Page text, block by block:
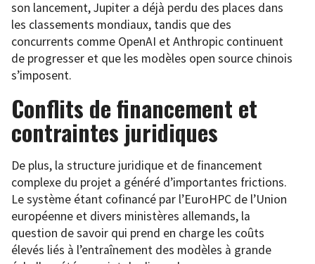
son lancement, Jupiter a déjà perdu des places dans
les classements mondiaux, tandis que des
concurrents comme OpenAI et Anthropic continuent
de progresser et que les modèles open source chinois
s’imposent.
Conflits de financement et
contraintes juridiques
De plus, la structure juridique et de financement
complexe du projet a généré d’importantes frictions.
Le système étant cofinancé par l’EuroHPC de l’Union
européenne et divers ministères allemands, la
question de savoir qui prend en charge les coûts
élevés liés à l’entraînement des modèles à grande